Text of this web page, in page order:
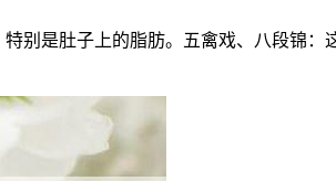
别是肚子上的脂肪。五禽戏、八段锦：